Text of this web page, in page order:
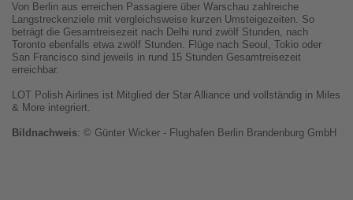
Von Berlin aus erreichen Passagiere über Warschau zahlreiche
Langstreckenziele mit vergleichsweise kurzen Umsteigezeiten. So
beträgt die Gesamtreisezeit nach Delhi rund zwölf Stunden, nach
Toronto ebenfalls etwa zwölf Stunden. Flüge nach Seoul, Tokio oder
San Francisco sind jeweils in rund 15 Stunden Gesamtreisezeit
erreichbar.
LOT Polish Airlines ist Mitglied der Star Alliance und vollständig in Miles
& More integriert.
Bildnachweis: © Günter Wicker - Flughafen Berlin Brandenburg GmbH